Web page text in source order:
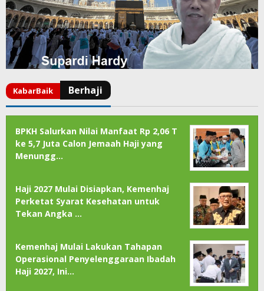
BPKH Salurkan Nilai Manfaat Rp 2,06 T
ke 5,7 Juta Calon Jemaah Haji yang
Menungg…
Haji 2027 Mulai Disiapkan, Kemenhaj
Perketat Syarat Kesehatan untuk
Tekan Angka …
Kemenhaj Mulai Lakukan Tahapan
Operasional Penyelenggaraan Ibadah
Haji 2027, Ini…